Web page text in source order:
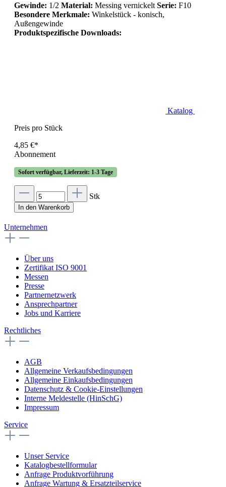
Gewinde: 1/2 Material: Messing vernickelt Serie: F10
Besondere Merkmale: Winkelstück - konisch,
Außengewinde
Produktspezifische Downloads:
Katalog
Preis pro Stück
4,85 €*
Abonnement
Sofort verfügbar, Lieferzeit: 1-3 Tage
Stk
In den Warenkorb
Unternehmen
Über uns
Zertifikat ISO 9001
Messen
Presse
Partnernetzwerk
Ansprechpartner
Jobs und Karriere
Rechtliches
AGB
Allgemeine Verkaufsbedingungen
Allgemeine Einkaufsbedingungen
Datenschutz & Cookie-Einstellungen
Interne Meldestelle (HinSchG)
Impressum
Service
Unser Service
Katalogbestellformular
Anfrage Produktvorführung
Anfrage Wartung & Ersatzteilservice